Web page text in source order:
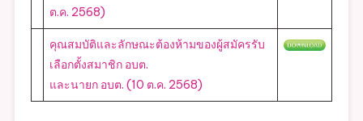
ต.ค. 2568)
คุณสมบัติและลักษณะต้องห้ามของผู้สมัครรับ
เลือกตั้งสมาชิก อบต.
และนายก อบต. (10 ต.ค. 2568)